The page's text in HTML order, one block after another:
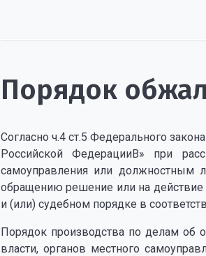
Порядок
Согласно ч.4 ст.5 Федерального
Российской ФедерацииВ» при
самоуправления или должностным
обращению решение или на действие
и (или) судебном порядке в
Порядок производства по делам об
власти, органов местного